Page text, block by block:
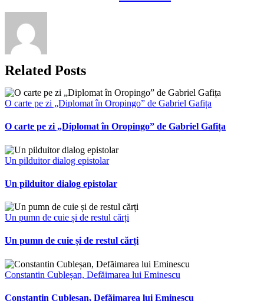
Link
Related Posts
O carte pe zi „Diplomat în Oropingo” de Gabriel Gafița
O carte pe zi „Diplomat în Oropingo” de Gabriel Gafița
Un pilduitor dialog epistolar
Un pilduitor dialog epistolar
Un pumn de cuie și de restul cărți
Un pumn de cuie și de restul cărți
Constantin Cubleșan, Defăimarea lui Eminescu
Constantin Cubleșan, Defăimarea lui Eminescu